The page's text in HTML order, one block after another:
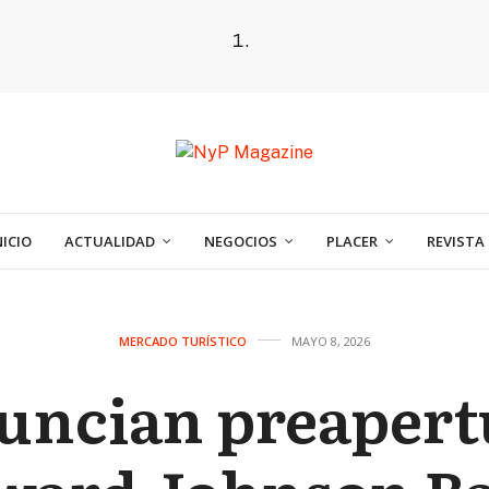
ACTUALIDAD NEGOCIOS PLACER REVISTA
MERCADO TURÍSTICO MAYO 8, 2026